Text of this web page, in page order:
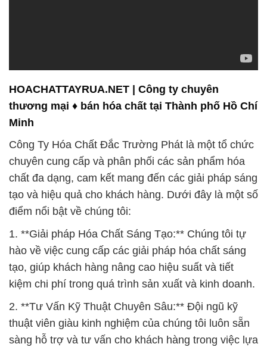
HOACHATTAYRUA.NET | Công ty chuyên
thương mại ♦ bán hóa chất tại Thành phố Hồ Chí
Minh
Công Ty Hóa Chất Đắc Trường Phát là một tổ chức
chuyên cung cấp và phân phối các sản phẩm hóa
chất đa dạng, cam kết mang đến các giải pháp sáng
tạo và hiệu quả cho khách hàng. Dưới đây là một số
điểm nổi bật về chúng tôi:
1. **Giải pháp Hóa Chất Sáng Tạo:** Chúng tôi tự
hào về việc cung cấp các giải pháp hóa chất sáng
tạo, giúp khách hàng nâng cao hiệu suất và tiết
kiệm chi phí trong quá trình sản xuất và kinh doanh.
2. **Tư Vấn Kỹ Thuật Chuyên Sâu:** Đội ngũ kỹ
thuật viên giàu kinh nghiệm của chúng tôi luôn sẵn
sàng hỗ trợ và tư vấn cho khách hàng trong việc lựa